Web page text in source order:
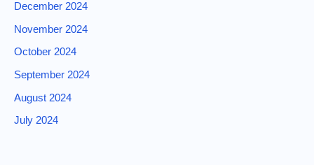
December 2024
November 2024
October 2024
September 2024
August 2024
July 2024